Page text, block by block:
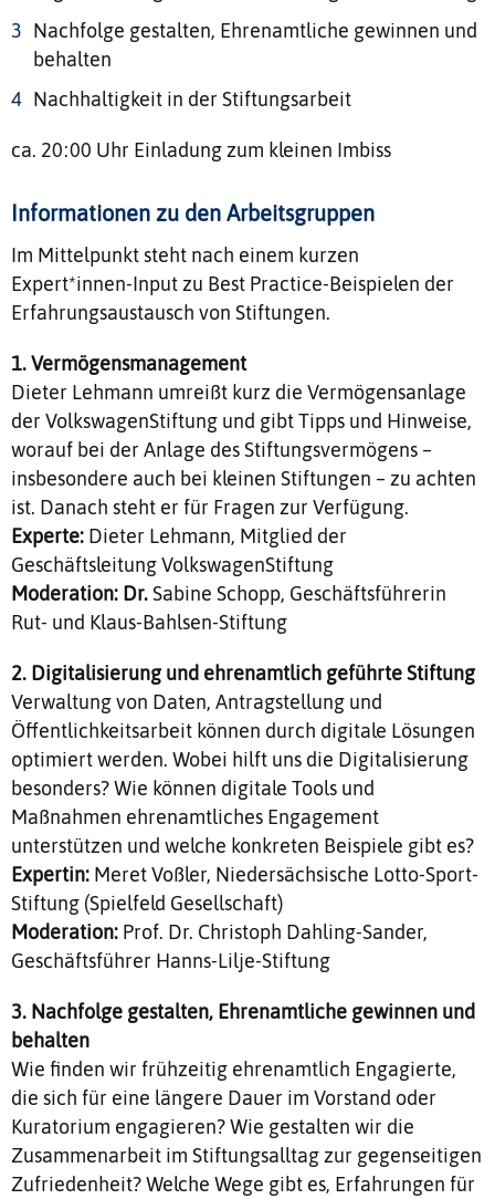
Nachfolge gestalten, Ehrenamtliche gewinnen und
behalten
Nachhaltigkeit in der Stiftungsarbeit
ca. 20:00 Uhr Einladung zum kleinen Imbiss
Informationen zu den Arbeitsgruppen
Im Mittelpunkt steht nach einem kurzen
Expert*innen-Input zu Best Practice-Beispielen der
Erfahrungsaustausch von Stiftungen.
1. Vermögensmanagement
Dieter Lehmann umreißt kurz die Vermögensanlage
der VolkswagenStiftung und gibt Tipps und Hinweise,
worauf bei der Anlage des Stiftungsvermögens –
insbesondere auch bei kleinen Stiftungen – zu achten
ist. Danach steht er für Fragen zur Verfügung.
Experte: Dieter Lehmann, Mitglied der
Geschäftsleitung VolkswagenStiftung
Moderation: Dr.Sabine Schopp, Geschäftsführerin
Rut- und Klaus-Bahlsen-Stiftung
2. Digitalisierung und ehrenamtlich geführte Stiftung
Verwaltung von Daten, Antragstellung und
Öffentlichkeitsarbeit können durch digitale Lösungen
optimiert werden. Wobei hilft uns die Digitalisierung
besonders? Wie können digitale Tools und
Maßnahmen ehrenamtliches Engagement
unterstützen und welche konkreten Beispiele gibt es?
Expertin: Meret Voßler, Niedersächsische Lotto-Sport-
Stiftung (Spielfeld Gesellschaft)
Moderation: Prof. Dr. Christoph Dahling-Sander,
Geschäftsführer Hanns-Lilje-Stiftung
3. Nachfolge gestalten, Ehrenamtliche gewinnen und
behalten
Wie finden wir frühzeitig ehrenamtlich Engagierte,
die sich für eine längere Dauer im Vorstand oder
Kuratorium engagieren? Wie gestalten wir die
Zusammenarbeit im Stiftungsalltag zur gegenseitigen
Zufriedenheit? Welche Wege gibt es, Erfahrungen für